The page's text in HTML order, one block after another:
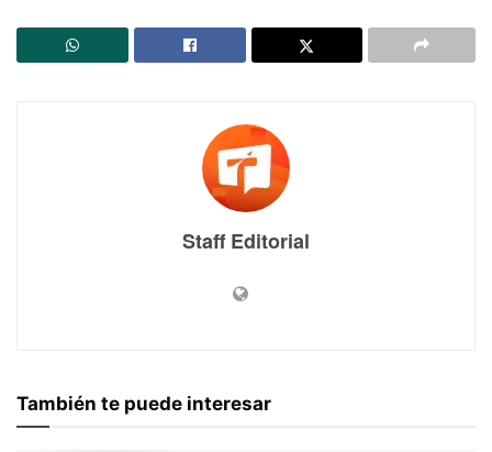
Staff Editorial
También te puede interesar